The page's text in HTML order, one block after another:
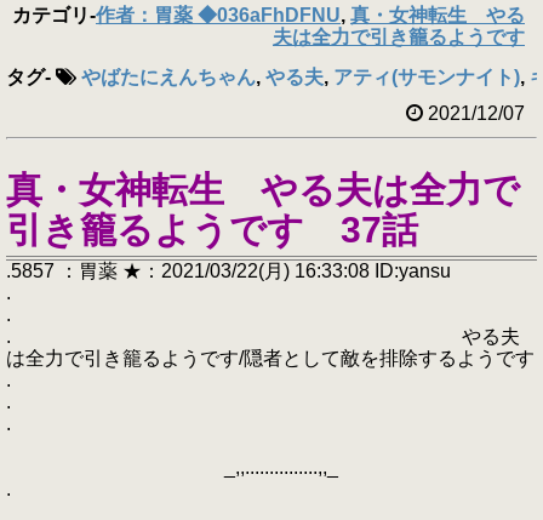
カテゴリ-作者：胃薬 ◆036aFhDFNU, 真・女神転生 やる
夫は全力で引き籠るようです
タグ- やばたにえんちゃん, やる夫, アティ(サモンナイト),
2021/12/07
真・女神転生 やる夫は全力で
引き籠るようです 37話
.5857 ：胃薬 ★：2021/03/22(月) 16:33:08 ID:yansu
.
.
. やる夫
は全力で引き籠るようです/隠者として敵を排除するようです
.
.
.
_,,...............,,_
.